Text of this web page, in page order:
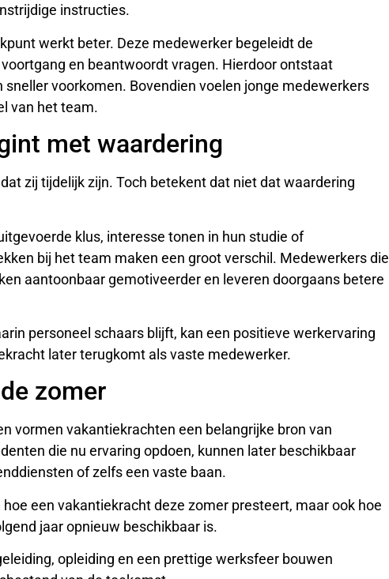
instructies.
werkt beter. Deze medewerker begeleidt de
en beantwoordt vragen. Hierdoor ontstaat
voorkomen. Bovendien voelen jonge medewerkers
van het team.
met waardering
zij tijdelijk zijn. Toch betekent dat niet dat waardering
klus, interesse tonen in hun studie of
bij het team maken een groot verschil. Medewerkers die
aantoonbaar gemotiveerder en leveren doorgaans betere
personeel schaars blijft, kan een positieve werkervaring
later terugkomt als vaste medewerker.
zomer
vormen vakantiekrachten een belangrijke bron van
die nu ervaring opdoen, kunnen later beschikbaar
of zelfs een vaste baan.
een vakantiekracht deze zomer presteert, maar ook hoe
jaar opnieuw beschikbaar is.
opleiding en een prettige werksfeer bouwen